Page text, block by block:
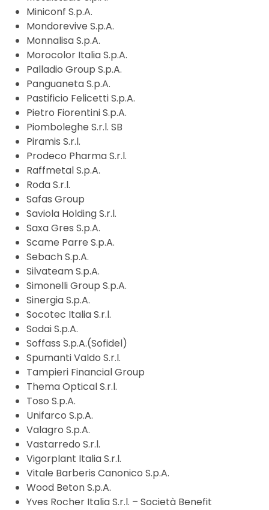
Miniconf S.p.A.
Mondorevive S.p.A.
Monnalisa S.p.A.
Morocolor Italia S.p.A.
Palladio Group S.p.A.
Panguaneta S.p.A.
Pastificio Felicetti S.p.A.
Pietro Fiorentini S.p.A.
Piomboleghe S.r.l. SB
Piramis S.r.l.
Prodeco Pharma S.r.l.
Raffmetal S.p.A.
Roda S.r.l.
Safas Group
Saviola Holding S.r.l.
Saxa Gres S.p.A.
Scame Parre S.p.A.
Sebach S.p.A.
Silvateam S.p.A.
Simonelli Group S.p.A.
Sinergia S.p.A.
Socotec Italia S.r.l.
Sodai S.p.A.
Soffass S.p.A.(Sofidel)
Spumanti Valdo S.r.l.
Tampieri Financial Group
Thema Optical S.r.l.
Toso S.p.A.
Unifarco S.p.A.
Valagro S.p.A.
Vastarredo S.r.l.
Vigorplant Italia S.r.l.
Vitale Barberis Canonico S.p.A.
Wood Beton S.p.A.
Yves Rocher Italia S.r.l. – Società Benefit